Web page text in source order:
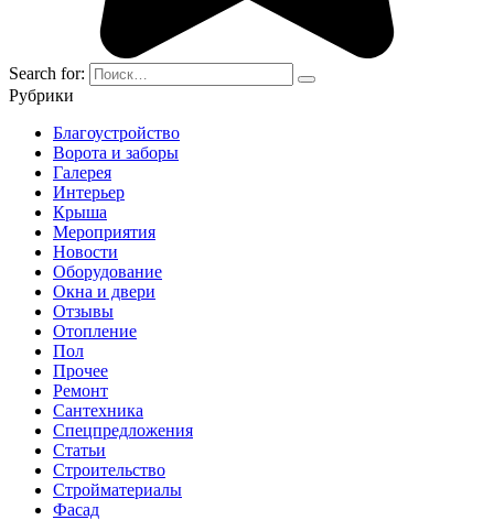
Search for:
Рубрики
Благоустройство
Ворота и заборы
Галерея
Интерьер
Крыша
Мероприятия
Новости
Оборудование
Окна и двери
Отзывы
Отопление
Пол
Прочее
Ремонт
Сантехника
Спецпредложения
Статьи
Строительство
Стройматериалы
Фасад